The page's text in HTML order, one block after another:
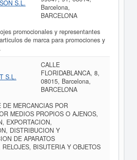
S.L.
Barcelona,
BARCELONA
promocionales y representantes
de marca para promociones y
S.L.
CALLE
FLORIDABLANCA, 8,
08015, Barcelona,
BARCELONA
DE MERCANCIAS POR
MEDIOS PROPIOS O AJENOS,
EXPORTACION,
DISTRIBUCION Y
DE APARATOS
BISUTERIA Y OBJETOS